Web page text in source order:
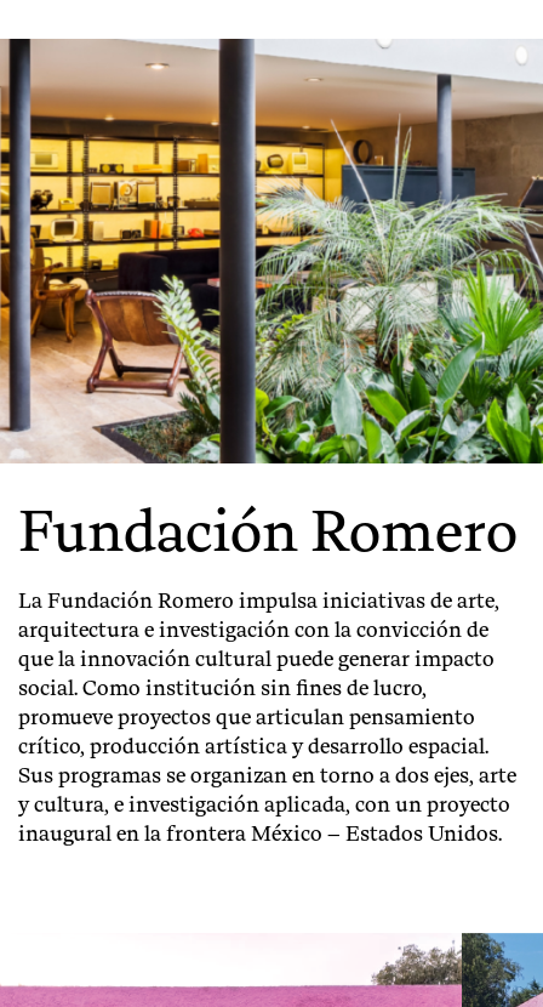
Fundación Romero
La Fundación Romero impulsa iniciativas de arte,
arquitectura einvestigacióncon la convicción de
que la innovación cultural puede generar impacto
social. Como institución sin fines de lucro,
promueve proyectos que articulan pensamiento
crítico, producción artística y desarrollo espacial.
Sus programas se organizan en torno a dos ejes, arte
y cultura, e investigación aplicada, con un proyecto
inaugural en la frontera México – Estados Unidos.